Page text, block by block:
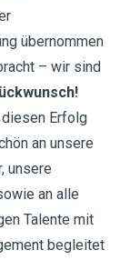
übernommen
– wir sind
Erfolg
an unsere
unsere
an alle
Talente mit
begleitet